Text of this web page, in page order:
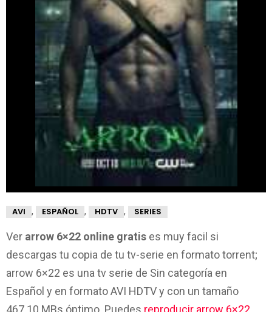
AVI , ESPAÑOL , HDTV , SERIES
Ver arrow 6×22 online gratis es muy facil si
descargas tu copia de tu tv-serie en formato torrent;
arrow 6×22 es una tv serie de Sin categoría en
Español y en formato AVI HDTV y con un tamaño
467.10 MBs óptimo. Puedes reproducir arrow 6×22